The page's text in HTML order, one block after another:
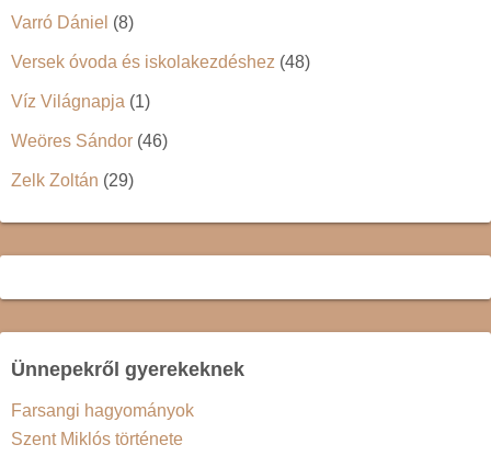
Varró Dániel (8)
Versek óvoda és iskolakezdéshez (48)
Víz Világnapja (1)
Weöres Sándor (46)
Zelk Zoltán (29)
Ünnepekről gyerekeknek
Farsangi hagyományok
Szent Miklós története